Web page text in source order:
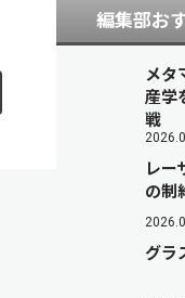
編集部お
メタ
産学
戦
レー
の制
グラ